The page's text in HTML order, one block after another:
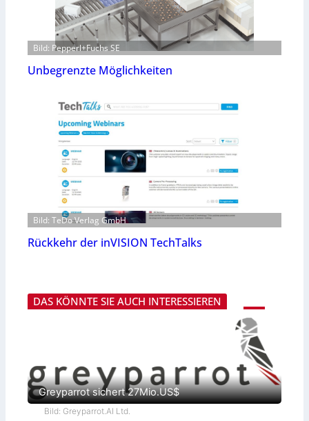
Bild: Pepperl+Fuchs SE
Unbegrenzte Möglichkeiten
Bild: TeDo Verlag GmbH
Rückkehr der inVISION TechTalks
DAS KÖNNTE SIE AUCH INTERESSIEREN
Greyparrot sichert 27Mio.US$
Bild: Greyparrot.AI Ltd.